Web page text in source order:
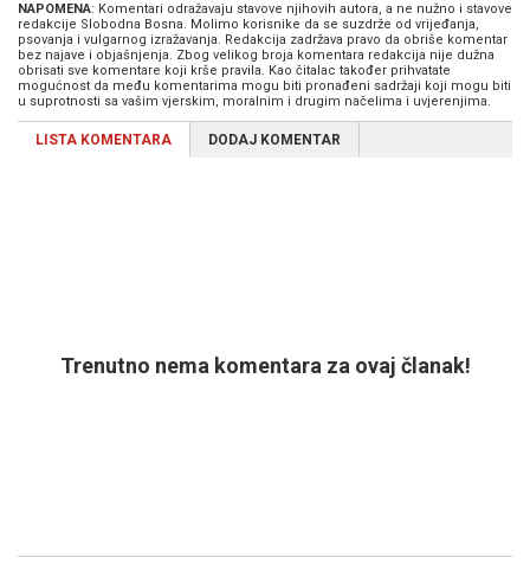
NAPOMENA: Komentari odražavaju stavove njihovih autora, a ne nužno i stavove
redakcije Slobodna Bosna. Molimo korisnike da se suzdrže od vrijeđanja,
psovanja i vulgarnog izražavanja. Redakcija zadržava pravo da obriše komentar
bez najave i objašnjenja. Zbog velikog broja komentara redakcija nije dužna
obrisati sve komentare koji krše pravila. Kao čitalac također prihvatate
mogućnost da među komentarima mogu biti pronađeni sadržaji koji mogu biti
u suprotnosti sa vašim vjerskim, moralnim i drugim načelima i uvjerenjima.
LISTA KOMENTARA DODAJ KOMENTAR
Trenutno nema komentara za ovaj članak!